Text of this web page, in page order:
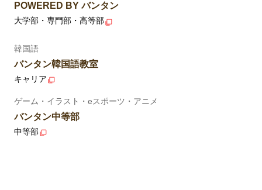
POWERED BY バンタン
大学部・専門部・高等部
韓国語
バンタン韓国語教室
キャリア
ゲーム・イラスト・eスポーツ・アニメ
バンタン中等部
中等部